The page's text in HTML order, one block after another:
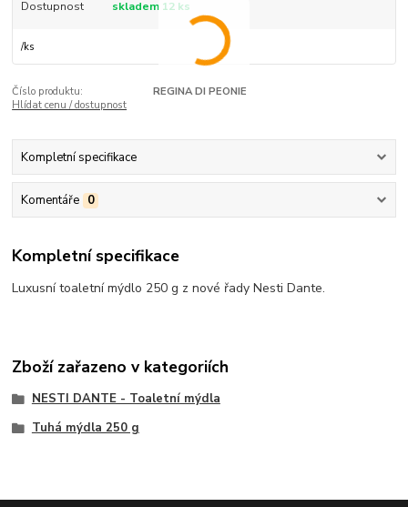
Dostupnost skladem 12 ks
/ks
Číslo produktu:
REGINA DI PEONIE
Hlídat cenu / dostupnost
Kompletní specifikace
Komentáře 0
Kompletní specifikace
Luxusní toaletní mýdlo 250 g z nové řady Nesti Dante.
Zboží zařazeno v kategoriích
NESTI DANTE - Toaletní mýdla
Tuhá mýdla 250 g